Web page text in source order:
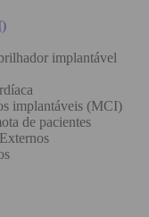
implantável
implantáveis (MCI)
de pacientes